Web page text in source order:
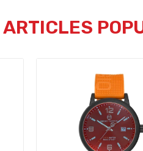
ARTICLES